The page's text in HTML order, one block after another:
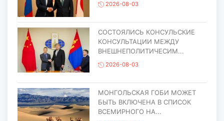
2026-08-03
СОСТОЯЛИСЬ КОНСУЛЬСКИЕ
КОНСУЛЬТАЦИИ МЕЖДУ
ВНЕШНЕПОЛИТИЧЕСИМ...
2026-08-03
МОНГОЛЬСКАЯ ГОБИ МОЖЕТ
БЫТЬ ВКЛЮЧЕНА В СПИСОК
ВСЕМИРНОГО НА...